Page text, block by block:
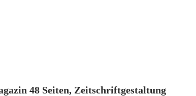
48 Seiten, Zeitschriftgestaltung